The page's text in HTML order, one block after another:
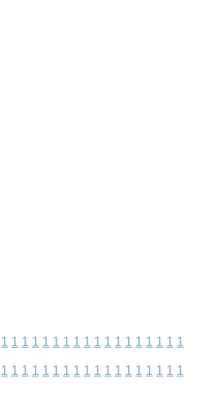
1 1 1 1 1 1 1 1 1 1 1 1 1 1 1 1 1 1
1 1 1 1 1 1 1 1 1 1 1 1 1 1 1 1 1 1